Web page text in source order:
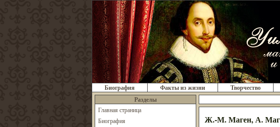
Биография Факты из жизни Творчество
Разделы
Главная страница
Биография
Ж.-М. Маген, А.